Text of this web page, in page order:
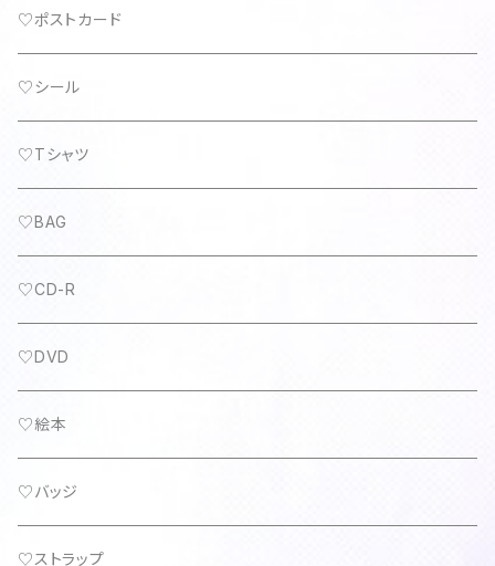
♡ポストカード
♡シール
♡Tシャツ
♡BAG
♡CD-R
♡DVD
♡絵本
♡バッジ
♡ストラップ